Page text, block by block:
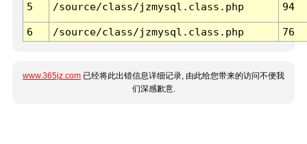
5 /source/class/jzmysql.class.php 94
6 /source/class/jzmysql.class.php 76
www.365jz.com 已经将此出错信息详细记录, 由此给您带来的访问不便我
们深感歉意.